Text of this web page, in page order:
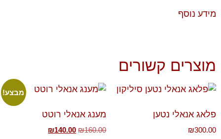
מידע נוסף
מוצרים קשורים
פלאג אנאלי נטען
₪300.00
מבצע!
מענג אנאלי רוטט
₪160.00
₪140.00